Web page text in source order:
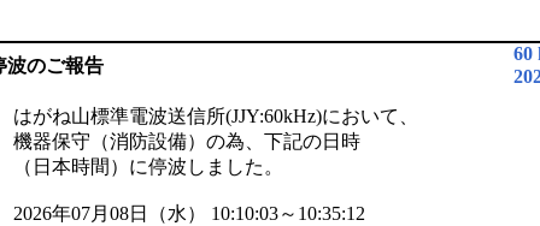
波のご報告
60
はがね山標準電波送信所(JJY:60kHz)において、
機器保守（消防設備）の為、下記の日時
（日本時間）に停波しました。
2026年07月08日（水） 10:10:03～10:35:12